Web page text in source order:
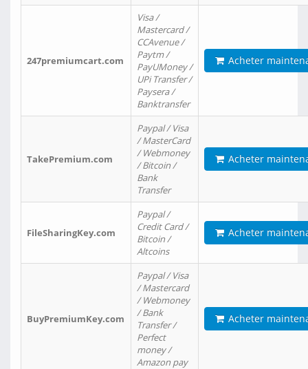
247premiumcart.com
Visa /
Mastercard /
CCAvenue /
Paytm /
PayUMoney /
UPi Transfer /
Paysera /
Banktransfer
Acheter
TakePremium.com
Paypal / Visa
/ MasterCard
/ Webmoney
/ Bitcoin /
Bank
Transfer
Acheter
FileSharingKey.com
Paypal /
Credit Card /
Bitcoin /
Altcoins
Acheter
BuyPremiumKey.com
Paypal / Visa
/ Mastercard
/ Webmoney
/ Bank
Transfer /
Perfect
money /
Amazon pay
Acheter